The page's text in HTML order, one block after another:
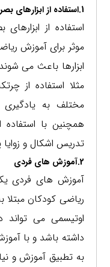
1.استفاده از ابزارهای بصری و کمک آموزشی
استفاده از
موثر برای آموزش
ابزارها باعث می
مثلا استفاده از
مختلف به
همچنین با
تدریس اشکال و
2.آموزش های فردی
آموزش های فردی
ریاضی کودکان
اوتیسمی می
داشته باشد و با
به تطبیق آموزش و